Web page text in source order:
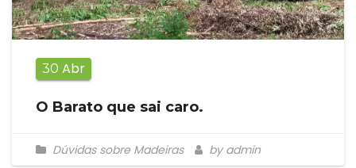
30 Abr
O Barato que sai caro.
Dúvidas sobre Madeiras by admin